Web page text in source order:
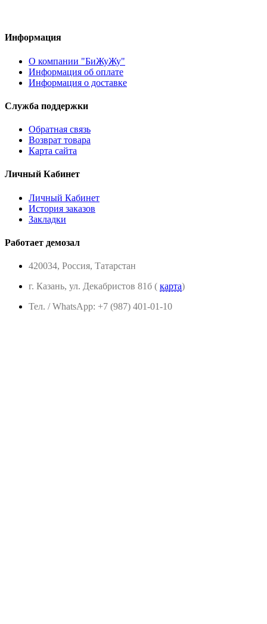
Информация
О компании "БиЖуЖу"
Информация об оплате
Информация о доставке
Служба поддержки
Обратная связь
Возврат товара
Карта сайта
Личный Кабинет
Личный Кабинет
История заказов
Закладки
Работает демозал
420034, Россия, Татарстан
г. Казань, ул. Декабристов 81б ( карта)
Тел. / WhatsApp: +7 (987) 401-01-10